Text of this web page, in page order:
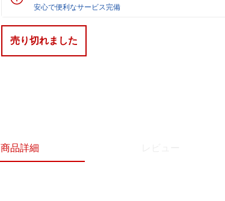
安心で便利なサービス完備
売り切れました
商品詳細